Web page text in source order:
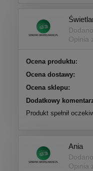
Opinia
Ocena produktu:
Ocena dostawy:
Ocena sklepu:
Dodatkowy
Produkt spełnił
Ania
Opinia